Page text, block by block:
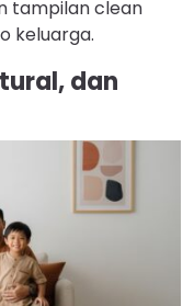
tampilan clean
keluarga.
dan